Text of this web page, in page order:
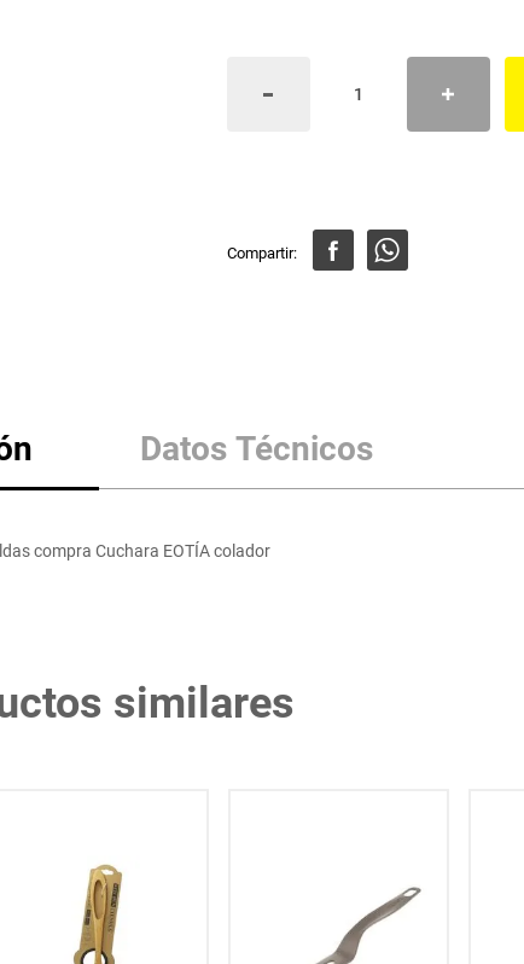
Datos Técnicos
compra Cuchara EOTÍA colador
similares